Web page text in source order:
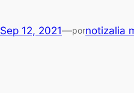
Sep 12, 2021—pornotizalia